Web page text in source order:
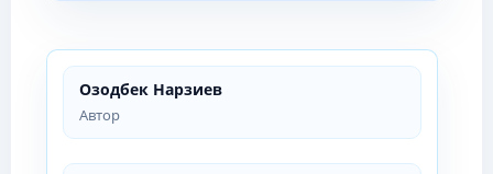
Озодбек Нарзиев
Автор